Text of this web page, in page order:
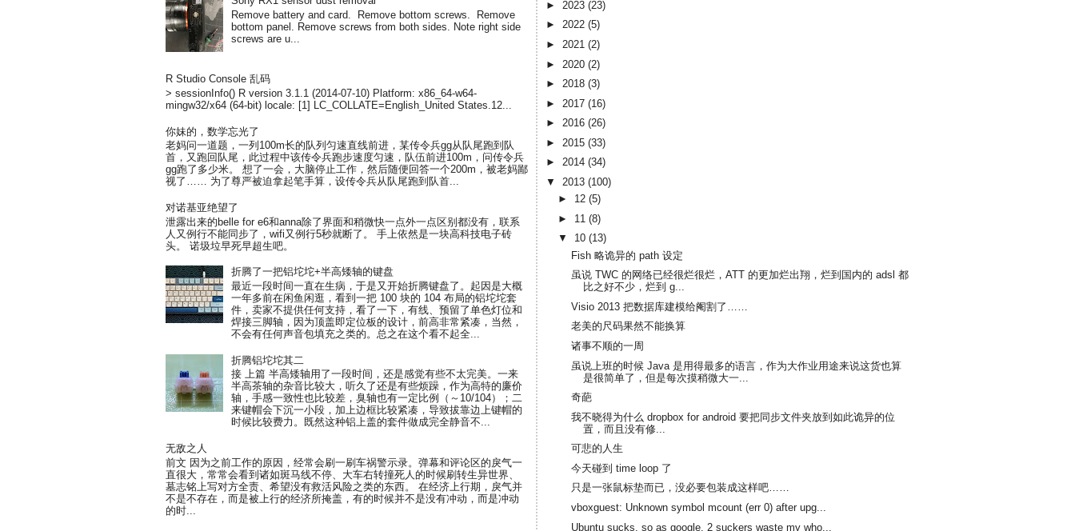
Remove battery and card. Remove bottom screws. Remove
bottom panel. Remove screws from both sides. Note right side
screws are u...
R Studio Console 乱码
> sessionInfo() R version 3.1.1 (2014-07-10) Platform: x86_64-w64-
mingw32/x64 (64-bit) locale: [1] LC_COLLATE=English_United States.12...
你妹的，数学忘光了
老妈问一道题，一列100m长的队列匀速直线前进，某传令兵gg从队尾跑到队
首，又跑回队尾，此过程中该传令兵跑步速度匀速，队伍前进100m，问传令兵
gg跑了多少米。 想了一会，大脑停止工作，然后随便回答一个200m，被老妈鄙
视了…… 为了尊严被迫拿起笔手算，设传令兵从队尾跑到队首...
对诺基亚绝望了
泄露出来的belle for e6和anna除了界面和稍微快一点外一点区别都没有，联系
人又例行不能同步了，wifi又例行5秒就断了。 手上依然是一块高科技电子砖
头。 诺圾垃早死早超生吧。
折腾了一把铝坨坨+半高矮轴的键盘
最近一段时间一直在生病，于是又开始折腾键盘了。起因是大概
一年多前在闲鱼闲逛，看到一把 100 块的 104 布局的铝坨坨套
件，卖家不提供任何支持，看了一下，有线、预留了单色灯位和
焊接三脚轴，因为顶盖即定位板的设计，前高非常紧凑，当然，
不会有任何声音包填充之类的。总之在这个看不起全...
折腾铝坨坨其二
接 上篇 半高矮轴用了一段时间，还是感觉有些不太完美。一来
半高茶轴的杂音比较大，听久了还是有些烦躁，作为高特的廉价
轴，手感一致性也比较差，臭轴也有一定比例（～10/104）；二
来键帽会下沉一小段，加上边框比较紧凑，导致拔靠边上键帽的
时候比较费力。既然这种铝上盖的套件做成完全静音不...
无敌之人
前文 因为之前工作的原因，经常会刷一刷车祸警示录。弹幕和评论区的戾气一
直很大，常常会看到诸如斑马线不停、大车右转撞死人的时候刷转生异世界、
墓志铭上写对方全责、希望没有救活风险之类的东西。 在经济上行期，戾气并
不是不存在，而是被上行的经济所掩盖，有的时候并不是没有冲动，而是冲动
的时...
► 2023 (23)
► 2022 (5)
► 2021 (2)
► 2020 (2)
► 2018 (3)
► 2017 (16)
► 2016 (26)
► 2015 (33)
► 2014 (34)
▼ 2013 (100)
► 12(5)
► 11(8)
▼ 10(13)
Fish 略诡异的 path 设定
虽说 TWC 的网络已经很烂很烂，ATT 的更加烂出翔，烂到国内的 adsl 都
比之好不少，烂到 g...
Visio 2013 把数据库建模给阉割了……
老美的尺码果然不能换算
诸事不顺的一周
虽说上班的时候 Java 是用得最多的语言，作为大作业用途来说这货也算
是很简单了，但是每次摸稍微大一...
奇葩
我不晓得为什么 dropbox for android 要把同步文件夹放到如此诡异的位
置，而且没有修...
可悲的人生
今天碰到 time loop 了
只是一张鼠标垫而已，没必要包装成这样吧……
vboxguest: Unknown symbol mcount (err 0) after upg...
Ubuntu sucks, so as google. 2 suckers waste my who...